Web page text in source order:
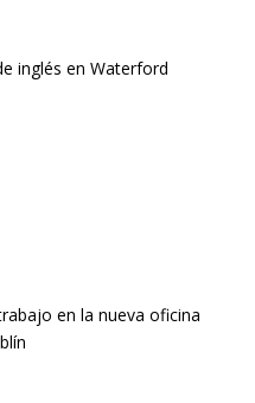
inglés en Waterford
en la nueva oficina